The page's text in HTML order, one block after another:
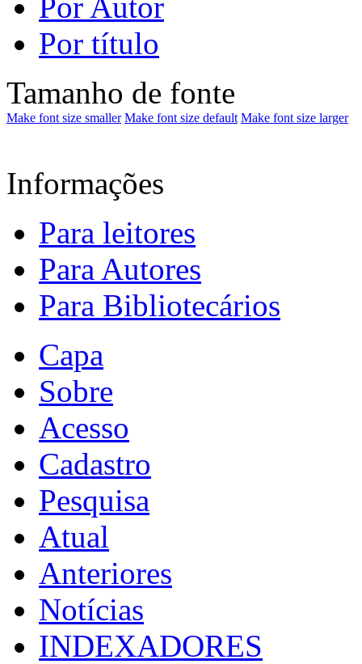
Por título
Tamanho de fonte
Make font size smaller Make font size default Make font size larger
Informações
Para leitores
Para Autores
Para Bibliotecários
Capa
Sobre
Acesso
Cadastro
Pesquisa
Atual
Anteriores
Notícias
INDEXADORES